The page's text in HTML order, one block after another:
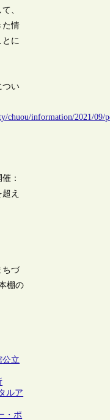
、
た情
に
つい
chuou/information/2021/09/
：
え
ちづ
棚の
公立
ルア
・ポ